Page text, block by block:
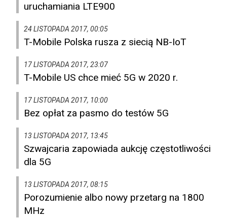
uruchamiania LTE900
24 LISTOPADA 2017, 00:05
T-Mobile Polska rusza z siecią NB-IoT
17 LISTOPADA 2017, 23:07
T-Mobile US chce mieć 5G w 2020 r.
17 LISTOPADA 2017, 10:00
Bez opłat za pasmo do testów 5G
13 LISTOPADA 2017, 13:45
Szwajcaria zapowiada aukcję częstotliwości
dla 5G
13 LISTOPADA 2017, 08:15
Porozumienie albo nowy przetarg na 1800
MHz